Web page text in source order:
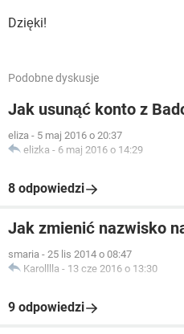
Dzięki!
Podobne dyskusje
Jak usunąć konto z
eliza - 5 maj 2016 o 20:37
elizka - 6 maj 2016 o 14:29
8 odpowiedzi
Jak zmienić nazwisko
smaria - 25 lis 2014 o 08:47
Karolllla - 13 cze 2016 o 13:30
9 odpowiedzi